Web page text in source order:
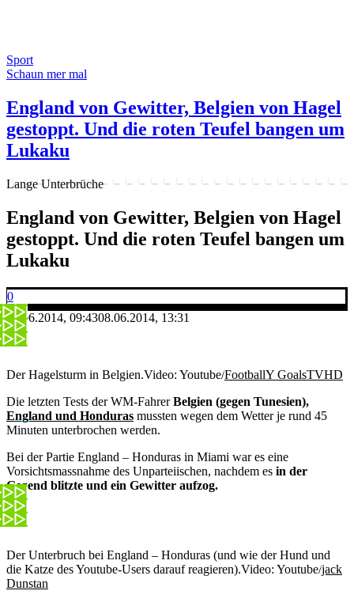
Sport
Schaun mer mal
England von Gewitter, Belgien von Hagel
gestoppt. Und die roten Teufel bangen um
Lukaku
Lange Unterbrüche
England von Gewitter, Belgien von Hagel
gestoppt. Und die roten Teufel bangen um
Lukaku
0
08.06.2014, 09:4308.06.2014, 13:31
Der Hagelsturm in Belgien.Video: Youtube/FootballY GoalsTVHD
Die letzten Tests der WM-FahrerBelgien (gegen Tunesien),
England und Honduras mussten wegen dem Wetter je rund 45
Minuten unterbrochen werden.
Bei der Partie England – Honduras in Miami war es eine
Vorsichtsmassnahme des Unparteiischen, nachdem es in der
Gegend blitzte und ein Gewitter aufzog.
Der Unterbruch bei England – Honduras (und wie der Hund und
die Katze des Youtube-Users darauf reagieren).Video: Youtube/jack
Dunstan